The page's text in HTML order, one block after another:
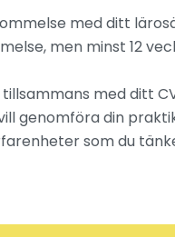
med ditt
men minst 12
med ditt
genomföra din
som du